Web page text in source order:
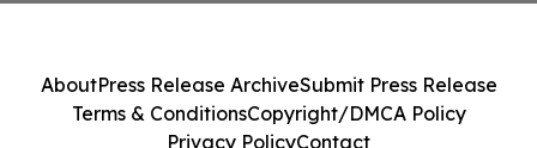
AboutPress Release ArchiveSubmit Press Release
Terms & ConditionsCopyright/DMCA Policy
Privacy PolicyContact